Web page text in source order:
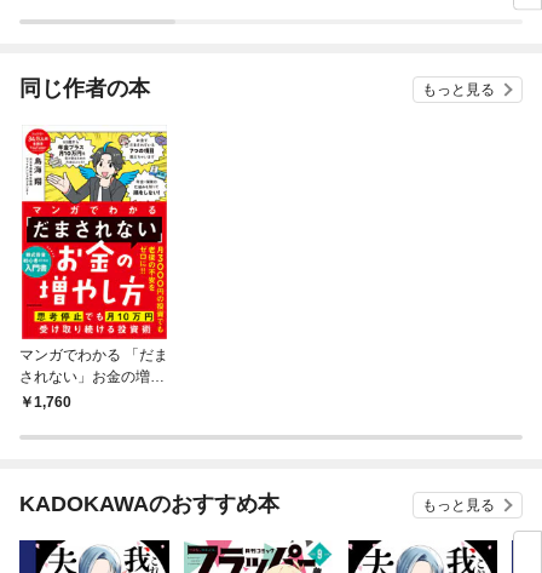
獄
同じ作者の本 もっと見る
マンガでわかる 「だま
されない」お金の増や
し方 思考停止でも月
投資術
1,760
KADOKAWAのおすすめ本 もっと見る